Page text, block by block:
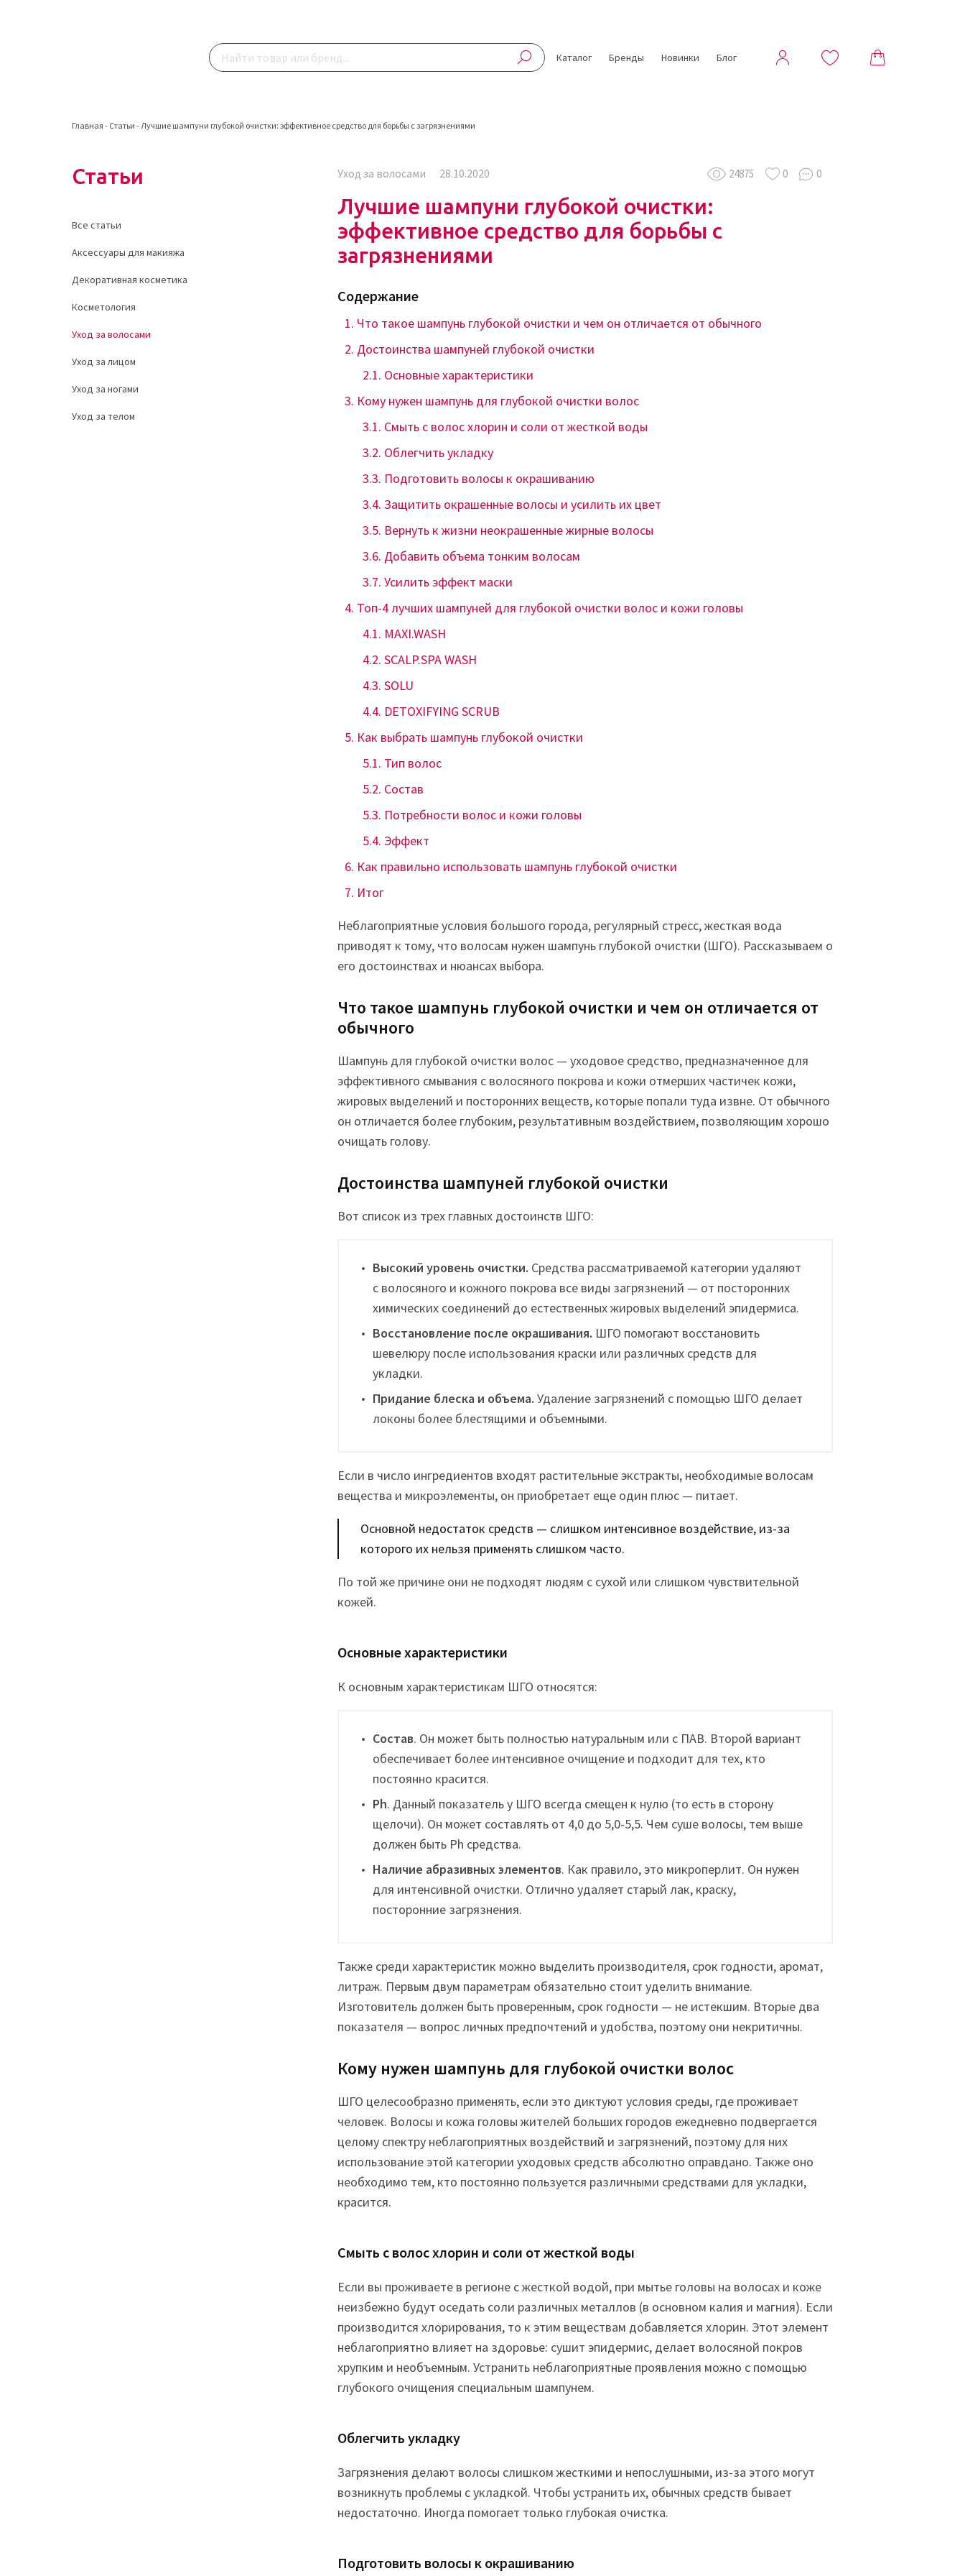
Каталог Бренды Новинки Блог
Главная - Статьи -Лучшие шампуни глубокой очистки: эффективное средство для борьбы с загрязнениями
Статьи
Все статьи
Аксессуары для макияжа
Декоративная косметика
Косметология
Уход за волосами
Уход за лицом
Уход за ногами
Уход за телом
Уход за волосами 28.10.2020 24875 0 0
Лучшие шампуни глубокой очистки:
эффективное средство для борьбы с
загрязнениями
Содержание
Что такое шампунь глубокой очистки и чем он отличается от обычного
Достоинства шампуней глубокой очистки
Основные характеристики
Кому нужен шампунь для глубокой очистки волос
Смыть с волос хлорин и соли от жесткой воды
Облегчить укладку
Подготовить волосы к окрашиванию
Защитить окрашенные волосы и усилить их цвет
Вернуть к жизни неокрашенные жирные волосы
Добавить объема тонким волосам
Усилить эффект маски
Топ-4 лучших шампуней для глубокой очистки волос и кожи головы
MAXI.WASH
SCALP.SPA WASH
SOLU
DETOXIFYING SCRUB
Как выбрать шампунь глубокой очистки
Тип волос
Состав
Потребности волос и кожи головы
Эффект
Как правильно использовать шампунь глубокой очистки
Итог
Неблагоприятные условия большого города, регулярный стресс, жесткая вода
приводят к тому, что волосам нужен шампунь глубокой очистки (ШГО). Рассказываем о
его достоинствах и нюансах выбора.
Что такое шампунь глубокой очистки и чем он отличается от
обычного
Шампунь для глубокой очистки волос — уходовое средство, предназначенное для
эффективного смывания с волосяного покрова и кожи отмерших частичек кожи,
жировых выделений и посторонних веществ, которые попали туда извне. От обычного
он отличается более глубоким, результативным воздействием, позволяющим хорошо
очищать голову.
Достоинства шампуней глубокой очистки
Вот список из трех главных достоинств ШГО:
Высокий уровень очистки. Средства рассматриваемой категории удаляют
с волосяного и кожного покрова все виды загрязнений — от посторонних
химических соединений до естественных жировых выделений эпидермиса.
Восстановление после окрашивания. ШГО помогают восстановить
шевелюру после использования краски или различных средств для
укладки.
Придание блеска и объема. Удаление загрязнений с помощью ШГО делает
локоны более блестящими и объемными.
Если в число ингредиентов входят растительные экстракты, необходимые волосам
вещества и микроэлементы, он приобретает еще один плюс — питает.
Основной недостаток средств — слишком интенсивное воздействие, из-за
которого их нельзя применять слишком часто.
По той же причине они не подходят людям с сухой или слишком чувствительной
кожей.
Основные характеристики
К основным характеристикам ШГО относятся:
Состав. Он может быть полностью натуральным или с ПАВ. Второй вариант
обеспечивает более интенсивное очищение и подходит для тех, кто
постоянно красится.
Ph. Данный показатель у ШГО всегда смещен к нулю (то есть в сторону
щелочи). Он может составлять от 4,0 до 5,0-5,5. Чем суше волосы, тем выше
должен быть Ph средства.
Наличие абразивных элементов. Как правило, это микроперлит. Он нужен
для интенсивной очистки. Отлично удаляет старый лак, краску,
посторонние загрязнения.
Также среди характеристик можно выделить производителя, срок годности, аромат,
литраж. Первым двум параметрам обязательно стоит уделить внимание.
Изготовитель должен быть проверенным, срок годности — не истекшим. Вторые два
показателя — вопрос личных предпочтений и удобства, поэтому они некритичны.
Кому нужен шампунь для глубокой очистки волос
ШГО целесообразно применять, если это диктуют условия среды, где проживает
человек. Волосы и кожа головы жителей больших городов ежедневно подвергается
целому спектру неблагоприятных воздействий и загрязнений, поэтому для них
использование этой категории уходовых средств абсолютно оправдано. Также оно
необходимо тем, кто постоянно пользуется различными средствами для укладки,
красится.
Смыть с волос хлорин и соли от жесткой воды
Если вы проживаете в регионе с жесткой водой, при мытье головы на волосах и коже
неизбежно будут оседать соли различных металлов (в основном калия и магния). Если
производится хлорирования, то к этим веществам добавляется хлорин. Этот элемент
неблагоприятно влияет на здоровье: сушит эпидермис, делает волосяной покров
хрупким и необъемным. Устранить неблагоприятные проявления можно с помощью
глубокого очищения специальным шампунем.
Облегчить укладку
Загрязнения делают волосы слишком жесткими и непослушными, из-за этого могут
возникнуть проблемы с укладкой. Чтобы устранить их, обычных средств бывает
недостаточно. Иногда помогает только глубокая очистка.
Подготовить волосы к окрашиванию